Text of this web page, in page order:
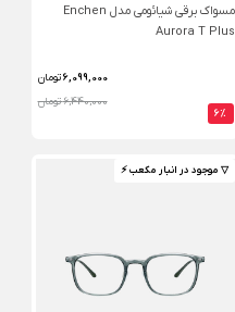
مسواک برقی شیائومی مدل Enchen
Aurora T Plus
6,099,000تومان
6,440,000 تومان
6%
▽ موجود در انبار مکعب ⚡️